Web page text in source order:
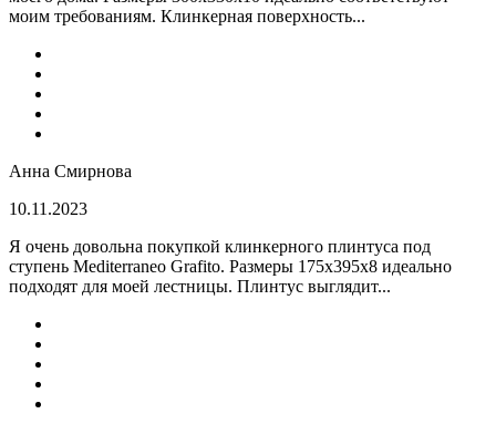
моим требованиям. Клинкерная поверхность...
Анна Смирнова
10.11.2023
Я очень довольна покупкой клинкерного плинтуса под
ступень Mediterraneo Grafito. Размеры 175х395х8 идеально
подходят для моей лестницы. Плинтус выглядит...